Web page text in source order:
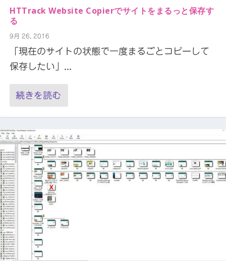
HTTrack Website Copierでサイトをまるっと保存す
る
9月 26, 2016
「現在のサイトの状態で一度まるごとコピーして
保存したい」...
続きを読む